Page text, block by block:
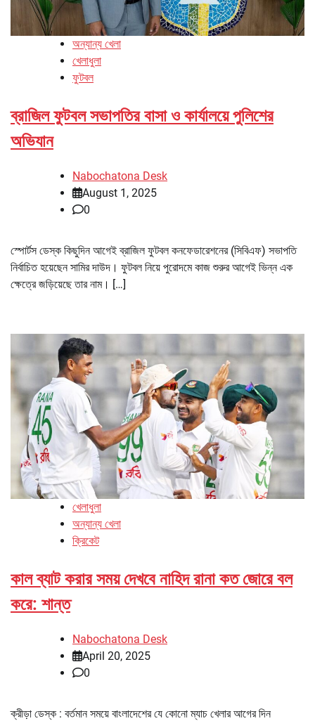
অন্যান্য খেলা
খেলাধুলা
ফুটবল
ব্রাজিল ফুটবল সভাপতির বাসা ও কার্যালয়ে পুলিশের
অভিযান
Nabochatona Desk
August 1, 2025
0
স্পোর্টস ডেস্ক কিছুদিন আগেই ব্রাজিল ফুটবল কনফেডারেশনের (সিবিএফ) সভাপতি
নির্বাচিত হয়েছেন সামির দাউদ। ফুটবল নিয়ে পুরোদমে কাজ শুরুর আগেই ভিন্ন এক
ক্ষেত্রে জড়িয়েছে তার নাম। […]
খেলাধুলা
অন্যান্য খেলা
ক্রিকেট
কাল ব্যাট করার সময় দেখবে নাহিদ রানা কত জোরে বল
করে: শান্ত
Nabochatona Desk
April 20, 2025
0
ক্রীড়া ডেস্ক : বর্তমান সময়ে বাংলাদেশের যে কোনো ম্যাচ খেলার আগের দিন